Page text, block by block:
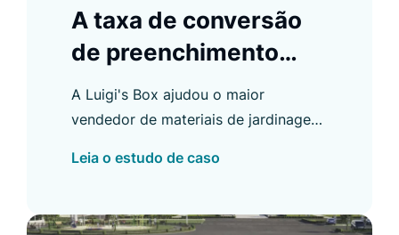
A taxa de conversão
de preenchimento
automático da
Mountfield aumentou
em 67%
A Luigi's Box ajudou o maior
vendedor de materiais de jardinagem
a aumentar suas conversões de
Leia o estudo de caso